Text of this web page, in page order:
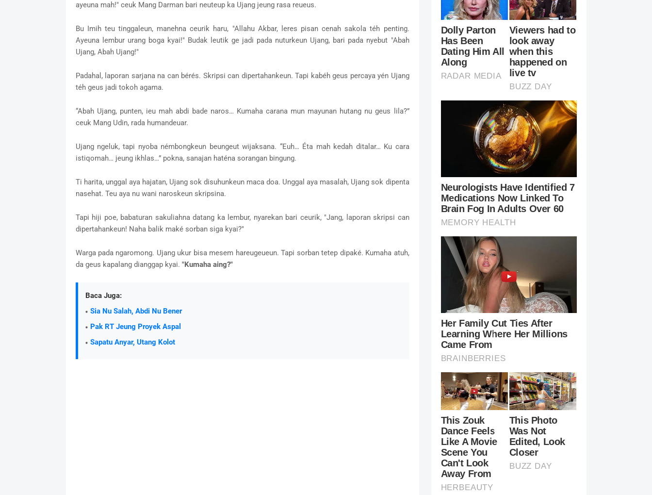
ayeuna mah!" ceuk Mang Darman bari neuteup ka Ujang jeung rasa reueus.
Bu Imih teu tinggaleun, manehna ceurik haru, "Allahu Akbar, leres pisan cenah sakola téh penting.
Ayeuna lembur urang boga kyai!" Budak leutik ge jadi pada nuturkeun Ujang, bari pada nyebut "Abah
Ujang, Abah Ujang!"
Padahal, laporan sarjana na can bérés. Skripsi can dipertahankeun. Tapi kabéh geus percaya yén Ujang
téh geus jadi tokoh agama.
“Abah Ujang, punten, ieu mah abdi bade naros… Kumaha carana mun mayunan hutang nu geus lila?”
ceuk Mang Udin, rada humandeuar.
Ujang ngeluk, tapi nyoba némbongkeun beungeut wijaksana. “Euh… Éta mah kedah ditalar… Ku cara
istiqomah… jeung ikhlas…” pokna, sanajan haténa sorangan bingung.
Ti harita, unggal aya hajatan, Ujang sok disuhunkeun maca doa. Unggal aya masalah, Ujang sok dipenta
nasehat. Teu aya nu wani naroskeun skripsina.
Tapi hiji poe, babaturan sakuliahna datang ka lembur, nyarekan bari ceurik, "Jang, laporan skripsi can
dipertahankeun! Naha balik maké sorban siga kyai?"
Warga pada ngaromong. Ujang ukur bisa mesem hareugeueun. Tapi sorban tetep dipaké. Kumaha atuh,
da geus kapalang dianggap kyai. "Kumaha aing?"
Baca Juga:
Sia Nu Salah, Abdi Nu Bener
Pak RT Jeung Proyek Aspal
Sapatu Anyar, Utang Kolot